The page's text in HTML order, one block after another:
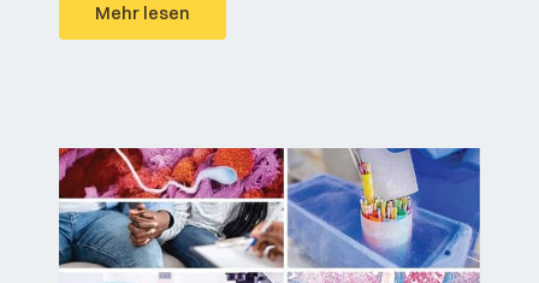
Mehr lesen